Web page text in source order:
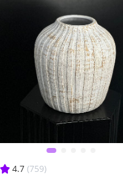
4.7 (759)